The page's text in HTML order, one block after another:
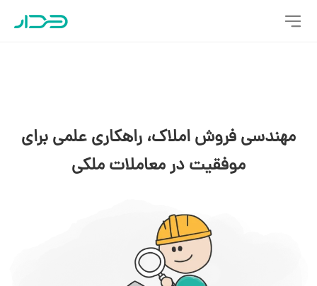
مهندسی فروش املاک، راهکاری علمی برای
موفقیت در معاملات ملکی